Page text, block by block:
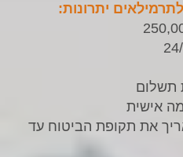
יתרונות:
תשלום
אישית
את תקופת הביטוח עד